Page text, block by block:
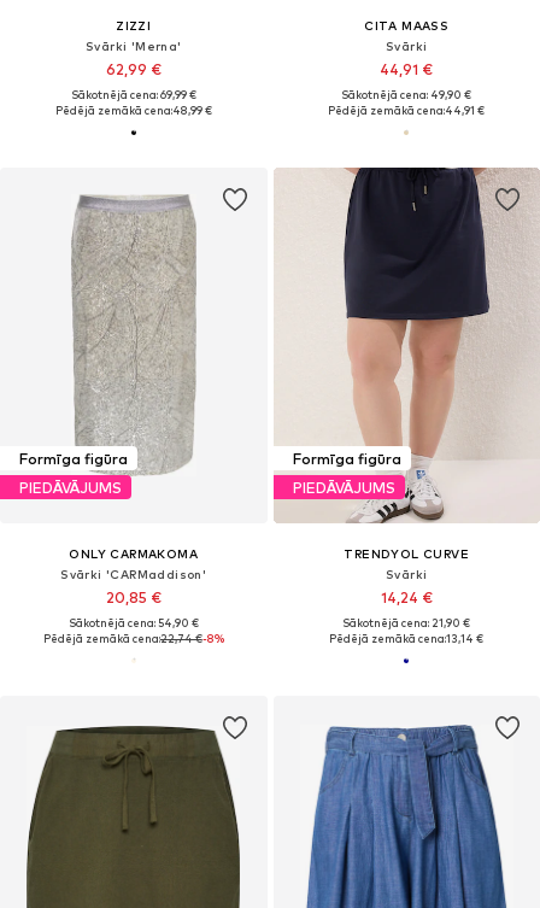
ZIZZI
Svārki 'Merna'
62,99 €
Sākotnējā cena: 69,99 €
Pēdējā zemākā cena:48,99 €
CITA MAASS
Svārki
44,91 €
Sākotnējā cena: 49,90 €
Pēdējā zemākā cena:44,91 €
Formīga figūra
PIEDĀVĀJUMS
ONLY CARMAKOMA
Svārki 'CARMaddison'
20,85 €
Sākotnējā cena: 54,90 €
Pēdējā zemākā cena:22,74 €-8%
Formīga figūra
PIEDĀVĀJUMS
TRENDYOL CURVE
Svārki
14,24 €
Sākotnējā cena: 21,90 €
Pēdējā zemākā cena:13,14 €